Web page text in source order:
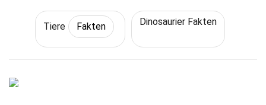
Tiere Fakten Dinosaurier Fakten